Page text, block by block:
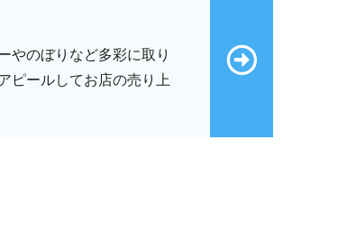
やのぼりなど多彩に取り
ピールしてお店の売り上